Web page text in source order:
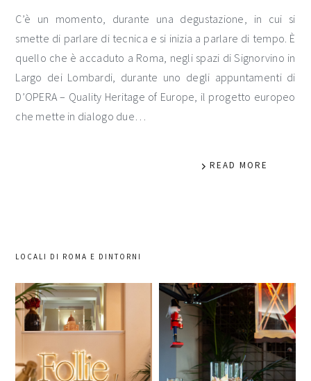
C’è un momento, durante una degustazione, in cui si
smette di parlare di tecnica e si inizia a parlare di tempo. È
quello che è accaduto a Roma, negli spazi di Signorvino in
Largo dei Lombardi, durante uno degli appuntamenti di
D’OPERA – Quality Heritage of Europe, il progetto europeo
che mette in dialogo due…
READ MORE
LOCALI DI ROMA E DINTORNI